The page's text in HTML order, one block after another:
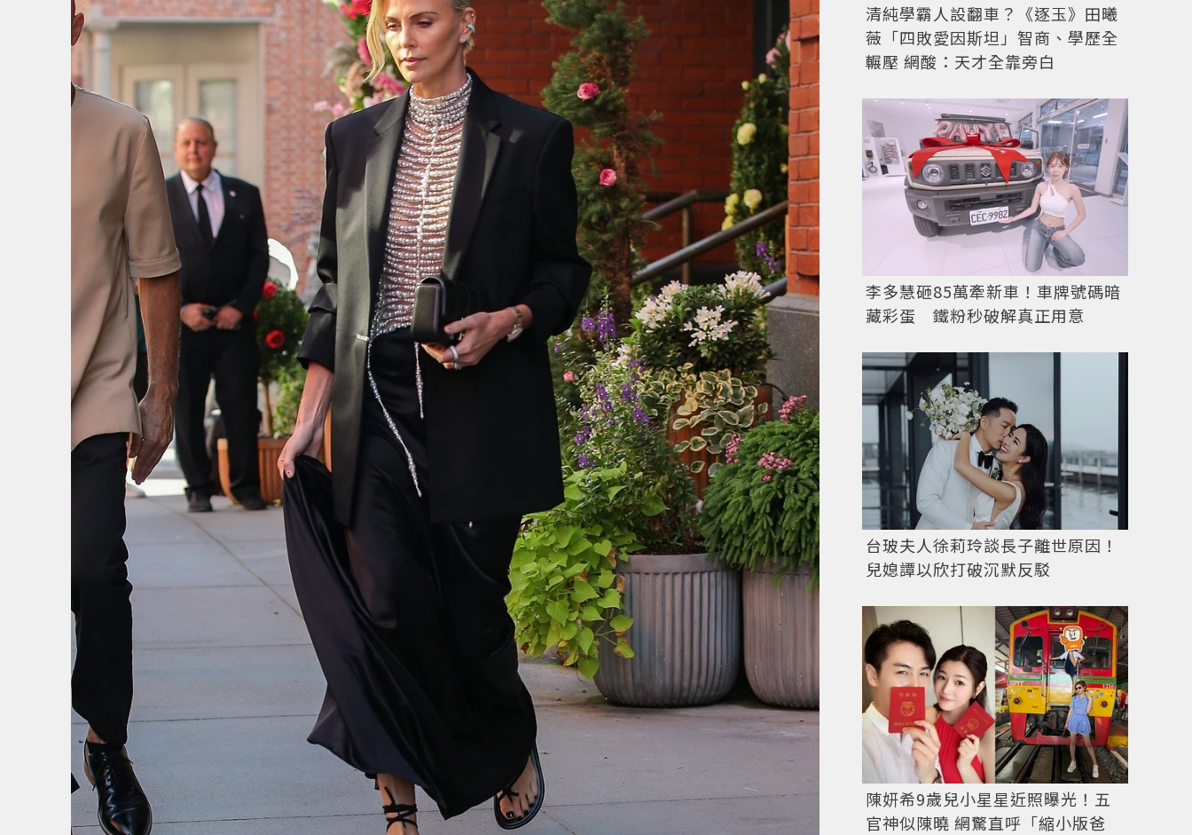
圖／IG @ctherondaily
清純學霸人設翻車？《逐玉》田曦
薇「四敗愛因斯坦」智商、學歷全
輾壓 網酸：天才全靠旁白
李多慧砸85萬牽新車！車牌號碼暗
藏彩蛋 鐵粉秒破解真正用意
台玻夫人徐莉玲談長子離世原因！
兒媳譚以欣打破沉默反駁
陳妍希9歲兒小星星近照曝光！五
官神似陳曉 網驚直呼「縮小版爸